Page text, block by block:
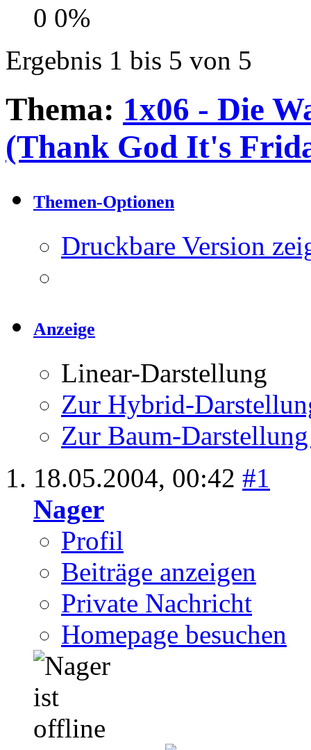
0 0%
Ergebnis 1 bis 5 von 5
Thema: 1x06 - Die
(Thank God It's
Themen-Optionen
Druckbare Version
Anzeige
Linear-Darstellung
Zur Hybrid-
Zur Baum-
18.05.2004, 00:42 #1
Nager
Profil
Beiträge anzeigen
Private Nachricht
Homepage besuchen